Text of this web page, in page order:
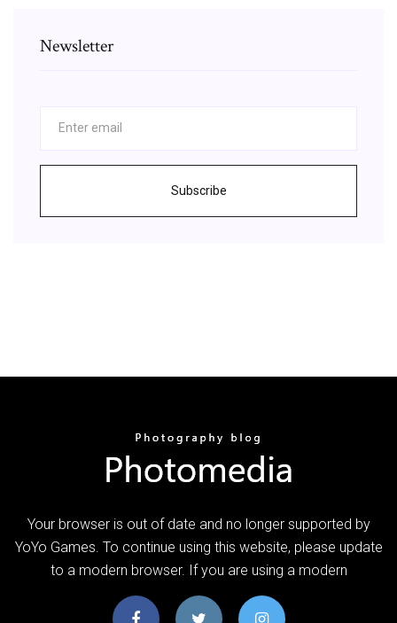
Newsletter
Subscribe
Your browser is out of date and no longer supported by
YoYo Games. To continue using this website, please update
to a modern browser. If you are using a modern